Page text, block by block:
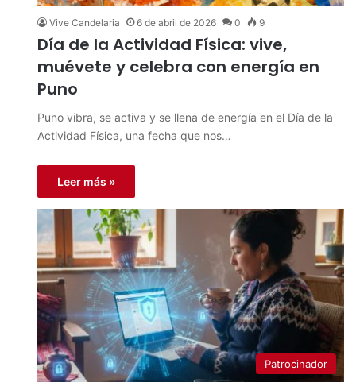
Vive Candelaria 6 de abril de 2026 0 9
Día de la Actividad Física: vive,
muévete y celebra con energía en
Puno
Puno vibra, se activa y se llena de energía en el Día de la
Actividad Física, una fecha que nos…
Leer más »
Patrocinador